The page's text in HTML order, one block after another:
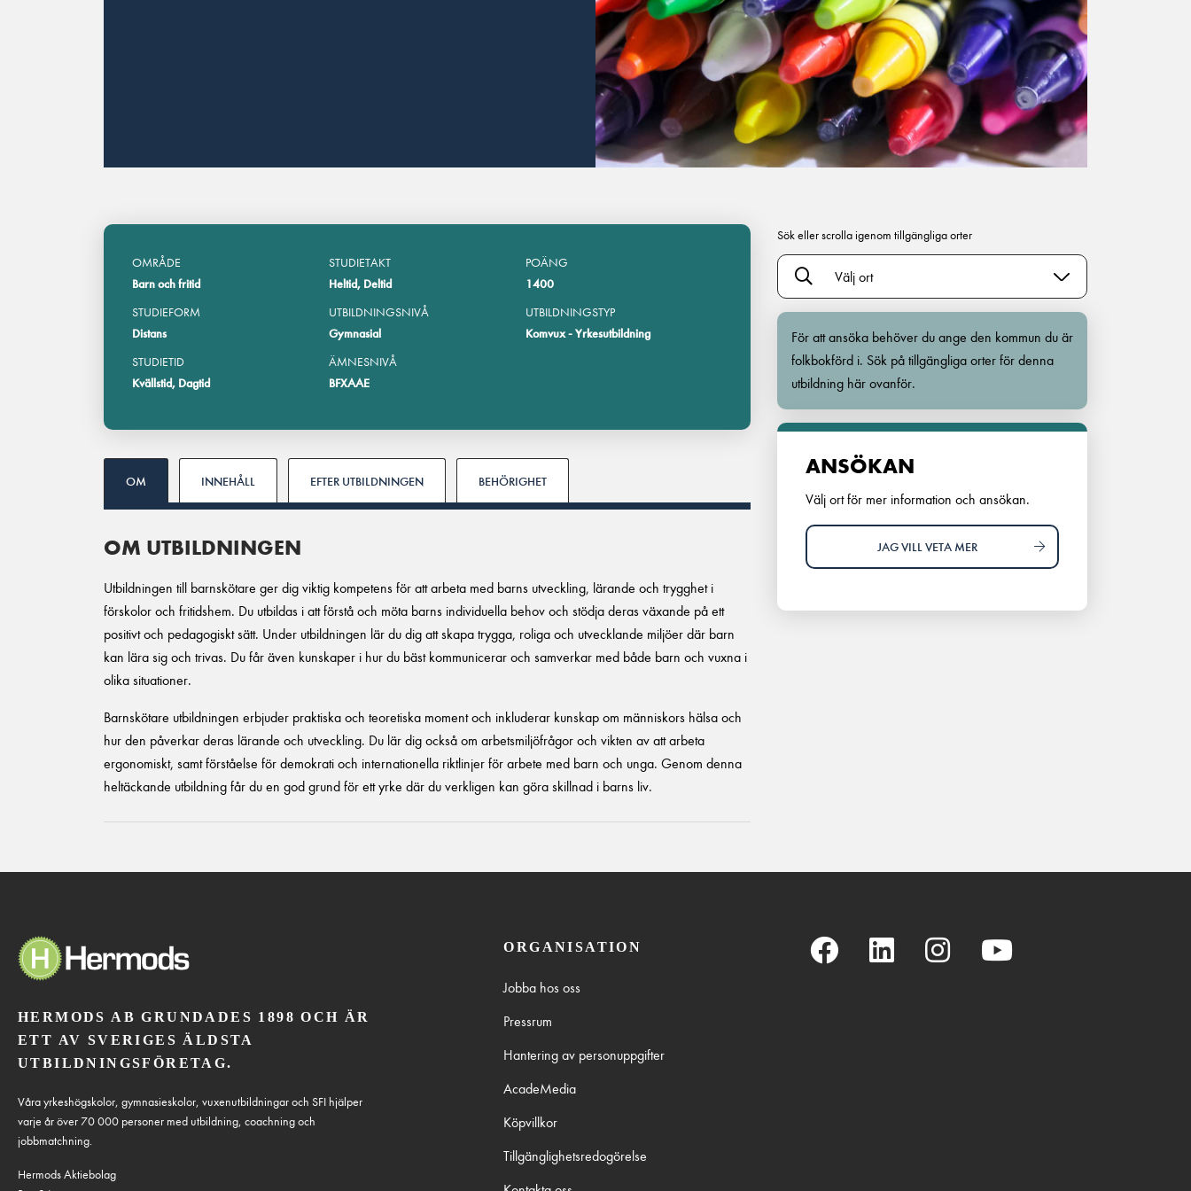
OMRÅDE
Barn och fritid
STUDIETAKT
Heltid, Deltid
POÄNG
1400
STUDIEFORM
Distans
UTBILDNINGSNIVÅ
Gymnasial
UTBILDNINGSTYP
Komvux - Yrkesutbildning
STUDIETID
Kvällstid, Dagtid
ÄMNESNIVÅ
BFXAAE
OM INNEHÅLL EFTER UTBILDNINGEN BEHÖRIGHET
OM UTBILDNINGEN
Utbildningen till barnskötare ger dig viktig kompetens för att arbeta med barns utveckling, lärande och trygghet i
förskolor och fritidshem. Du utbildas i att förstå och möta barns individuella behov och stödja deras växande på ett
positivt och pedagogiskt sätt. Under utbildningen lär du dig att skapa trygga, roliga och utvecklande miljöer där barn
kan lära sig och trivas. Du får även kunskaper i hur du bäst kommunicerar och samverkar med både barn och vuxna i
olika situationer.
Barnskötare utbildningen erbjuder praktiska och teoretiska moment och inkluderar kunskap om människors hälsa och
hur den påverkar deras lärande och utveckling. Du lär dig också om arbetsmiljöfrågor och vikten av att arbeta
ergonomiskt, samt förståelse för demokrati och internationella riktlinjer för arbete med barn och unga. Genom denna
heltäckande utbildning får du en god grund för ett yrke där du verkligen kan göra skillnad i barns liv.
Sök eller scrolla igenom tillgängliga orter
Välj ort
För att ansöka behöver du ange den kommun du är
folkbokförd i. Sök på tillgängliga orter för denna
utbildning här ovanför.
ANSÖKAN
Välj ort för mer information och ansökan.
JAG VILL VETA MER
HERMODS AB GRUNDADES 1898 OCH ÄR
ETT AV SVERIGES ÄLDSTA
UTBILDNINGSFÖRETAG.
Våra yrkeshögskolor, gymnasieskolor, vuxenutbildningar och SFI hjälper
varje år över 70 000 personer med utbildning, coachning och
jobbmatchning.
Hermods Aktiebolag
ORGANISATION
Jobba hos oss
Pressrum
Hantering av personuppgifter
AcadeMedia
Köpvillkor
Tillgänglighetsredogörelse